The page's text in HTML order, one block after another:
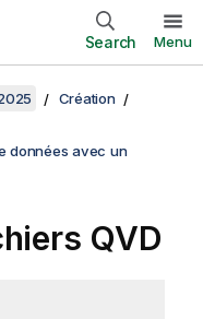
Search Menu
Création
données avec un
QVD